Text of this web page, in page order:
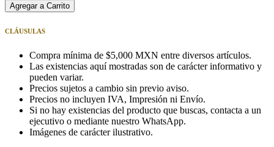
Agregar a Carrito
CLÁUSULAS
Compra mínima de $5,000 MXN entre diversos artículos.
Las existencias aquí mostradas son de carácter informativo y
pueden variar.
Precios sujetos a cambio sin previo aviso.
Precios no incluyen IVA, Impresión ni Envío.
Si no hay existencias del producto que buscas, contacta a un
ejecutivo o mediante nuestro WhatsApp.
Imágenes de carácter ilustrativo.